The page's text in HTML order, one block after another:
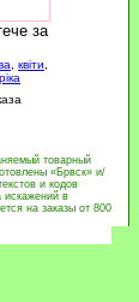
за
квіти
ріка
товарный
«Брвск» и/
и кодов
искажений в
на заказы от 800